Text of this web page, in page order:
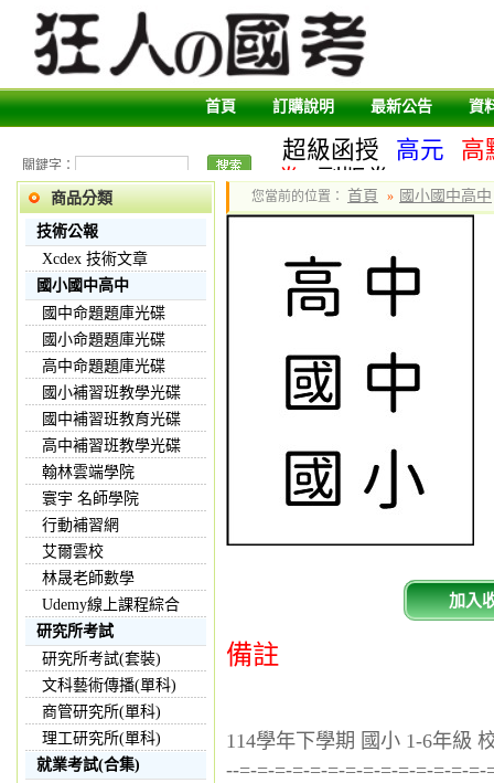
首頁 訂購說明 最新公告 資
關鍵字：
超級函授 高元
高
卷
副版卷
商品分類
技術公報
Xcdex 技術文章
國小國中高中
國中命題題庫光碟
國小命題題庫光碟
高中命題題庫光碟
國小補習班教學光碟
國中補習班教育光碟
高中補習班教學光碟
翰林雲端學院
寰宇 名師學院
行動補習網
艾爾雲校
林晟老師數學
Udemy線上課程綜合
研究所考試
研究所考試(套裝)
文科藝術傳播(單科)
商管研究所(單科)
理工研究所(單科)
就業考試(合集)
您當前的位置： 首頁 » 國小國中高中
加入
備註
114學年下學期 國小 1-6年級
--=-=-=-=-=-=-=-=-=-=-=-=-=-